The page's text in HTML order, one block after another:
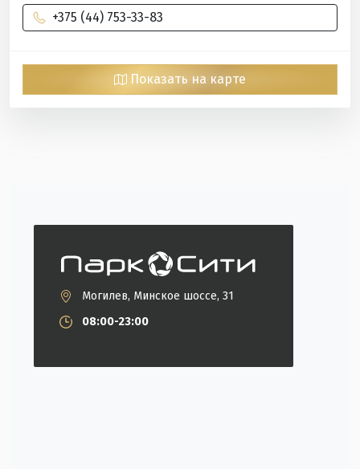
+375 (44) 753-33-83
Показать на карте
Могилев, Минское шоссе, 31
08:00-23:00